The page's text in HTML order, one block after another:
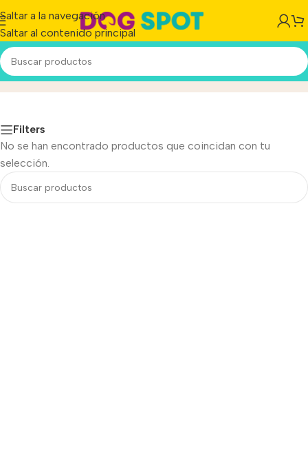
Saltar a la navegación
Saltar al contenido principal
PuertasInicio/
Filters
No se han encontrado productos que coincidan con tu
selección.